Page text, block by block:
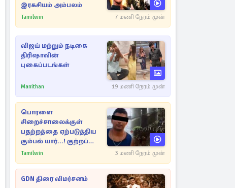
இரகசியம் அம்பலம்
Tamilwin 7 மணி நேரம் முன்
விஜய் மற்றும் நடிகை
திரிஷாவின்
புகைப்படங்கள்
Manithan 19 மணி நேரம் முன்
பொரளை
சிறைச்சாலைக்குள்
பதற்றத்தை ஏற்படுத்திய
கும்பல் யார்...! குற்றப்
பின்னணி தொடர்பில்
Tamilwin 3 மணி நேரம் முன்
GDN திரை விமர்சனம்